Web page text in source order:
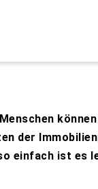
der
einfach ist es